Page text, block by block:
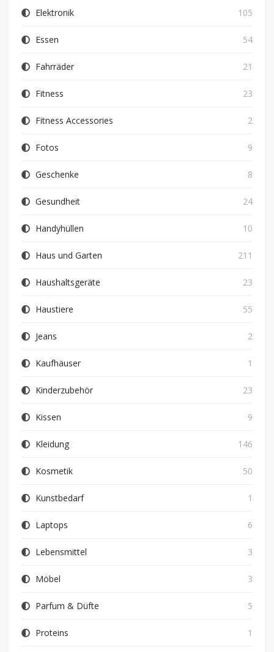
Elektronik 105
Essen 54
Fahrräder 21
Fitness 23
Fitness Accessories 2
Fotos 9
Geschenke 8
Gesundheit 24
Handyhüllen 10
Haus und Garten 211
Haushaltsgeräte 23
Haustiere 55
Jeans 2
Kaufhäuser 1
Kinderzubehör 23
Kissen 9
Kleidung 146
Kosmetik 50
Kunstbedarf 1
Laptops 6
Lebensmittel 3
Möbel 3
Parfum & Düfte 5
Proteins 1